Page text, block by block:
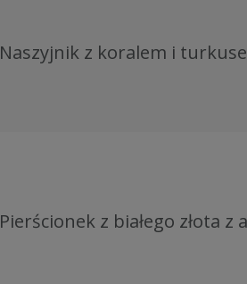
Naszyjnik z koralem i
Pierścionek z białego złota